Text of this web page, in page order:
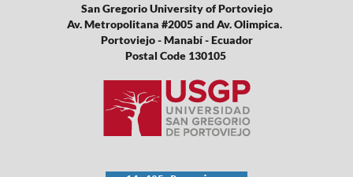
San Gregorio University of Portoviejo
Av. Metropolitana #2005 and Av. Olimpica.
Portoviejo - Manabí - Ecuador
Postal Code 130105